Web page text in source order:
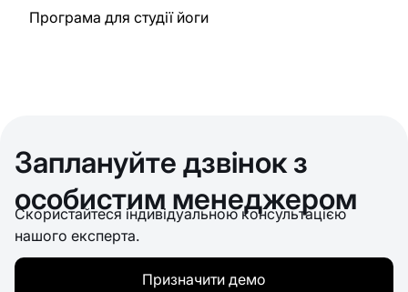
Програма для студії йоги
Заплануйте дзвінок з
особистим менеджером
Скористайтеся індивідуальною консультацією
нашого експерта.
Призначити демо